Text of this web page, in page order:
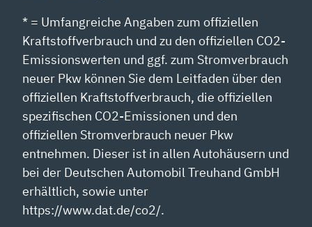
* = Umfangreiche Angaben zum offiziellen
Kraftstoffverbrauch und zu den offiziellen CO2-
Emissionswerten und ggf. zum Stromverbrauch
neuer Pkw können Sie dem Leitfaden über den
offiziellen Kraftstoffverbrauch, die offiziellen
spezifischen CO2-Emissionen und den
offiziellen Stromverbrauch neuer Pkw
entnehmen. Dieser ist in allen Autohäusern und
bei der Deutschen Automobil Treuhand GmbH
erhältlich, sowie unter
https://www.dat.de/co2/.